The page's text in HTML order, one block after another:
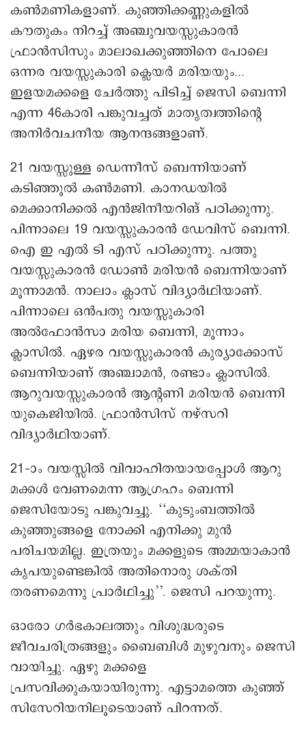
കൺമണികളാണ്. കുഞ്ഞിക്കണ്ണുകളിൽ
കൗതുകം നിറച്ച് അഞ്ചുവയസ്സുകാരൻ
ഫ്രാൻസിസും മാലാഖക്കുഞ്ഞിനെ പോലെ
ഒന്നര വയസ്സുകാരി ക്ലെയർ മരിയയും...
ഇളയമക്കളെ ചേർത്തു പിടിച്ച് ജെസി ബെന്നി
എന്ന 46കാരി പങ്കുവച്ചത് മാതൃത്വത്തിന്റെ
അനിർവചനീയ ആനന്ദങ്ങളാണ്.
21 വയസ്സുള്ള ഡെന്നീസ് ബെന്നിയാണ്
കടിഞ്ഞൂൽ കൺമണി. കാനഡയിൽ
മെക്കാനിക്കൽ എൻജിനീയറിങ് പഠിക്കുന്നു.
പിന്നാലെ 19 വയസ്സുകാരൻ ഡേവിസ് ബെന്നി.
െഎ ഇ എൽ ടി എസ് പഠിക്കുന്നു. പത്തു
വയസ്സുകാരൻ ഡോൺ മരിയൻ ബെന്നിയാണ്
മൂന്നാമൻ. നാലാം ക്ലാസ് വിദ്യാർഥിയാണ്.
പിന്നാലെ ഒൻപതു വയസ്സുകാരി
അൽഫോൻസാ മരിയ ബെന്നി, മൂന്നാം
ക്ലാസിൽ. ഏഴര വയസ്സുകാരൻ കുര്യാക്കോസ്
ബെന്നിയാണ് അഞ്ചാമൻ, രണ്ടാം ക്ലാസിൽ.
ആറുവയസ്സുകാരൻ ആന്റണി മരിയൻ ബെന്നി
യുകെജിയിൽ. ഫ്രാൻസിസ് നഴ്സറി
വിദ്യാർഥിയാണ്.
21–ാം വയസ്സിൽ വിവാഹിതയായപ്പോൾ ആറു
മക്കൾ വേണമെന്ന ആഗ്രഹം ബെന്നി
ജെസിയോടു പങ്കുവച്ചു. ‘‘കുടുംബത്തിൽ
കുഞ്ഞുങ്ങളെ നോക്കി എനിക്കു മുൻ
പരിചയമില്ല. ഇത്രയും മക്കളുടെ അമ്മയാകാൻ
കൃപയുണ്ടെങ്കിൽ അതിനൊരു ശക്തി
തരണമെന്നു പ്രാർഥിച്ചു’’. ജെസി പറയുന്നു.
ഒാരോ ഗർഭകാലത്തും വിശുദ്ധരുടെ
ജീവചരിത്രങ്ങളും ബൈബിൾ മുഴുവനും ജെസി
വായിച്ചു. ഏഴു മക്കളെ
പ്രസവിക്കുകയായിരുന്നു. എട്ടാമത്തെ കുഞ്ഞ്
സിസേറിയനിലൂടെയാണ് പിറന്നത്.